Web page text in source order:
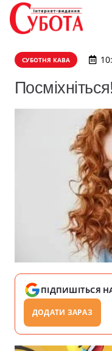
СУБОТНЯ КАВА
Посміхніться!
ПІДПИШІТЬСЯ
ДОДАТИ ЗАРАЗ